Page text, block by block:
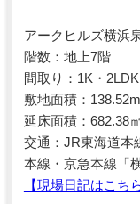
アークヒルズ横浜
階数：地上7階
間取り：1K・
敷地面積：
延床面積：682.38
交通：JR東海道本
本線・京急本線「
【現場日記はこちら